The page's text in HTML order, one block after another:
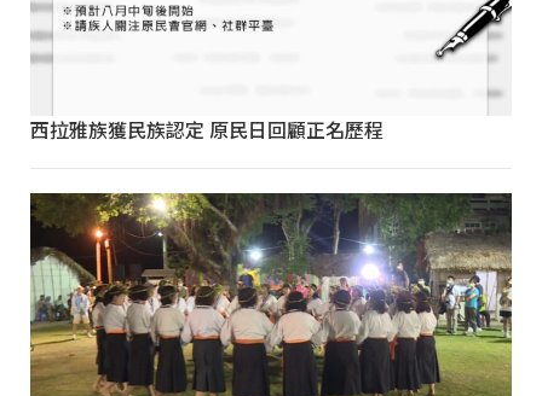
西拉雅族獲民族認定 原民日回顧正名歷程